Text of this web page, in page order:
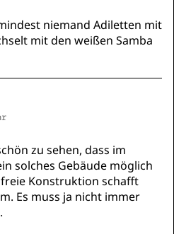
niemand Adiletten mit
mit den weißen Samba
zu sehen, dass im
solches Gebäude möglich
Konstruktion schafft
Es muss ja nicht immer